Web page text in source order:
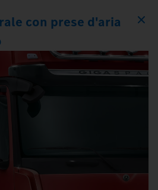
con prese d'aria